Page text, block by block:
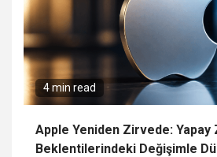
4 min read
Apple Yeniden Zirvede: Yapay
Beklentilerindeki Değişimle